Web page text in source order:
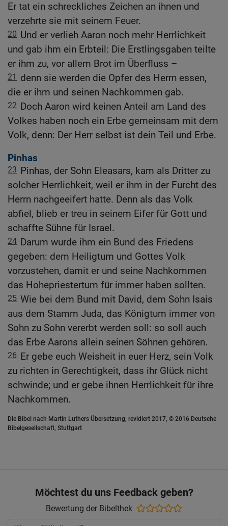
Er tat ein schreckliches Zeichen an ihnen und
verzehrte sie mit seinem Feuer.
20 Und er verlieh Aaron noch mehr Herrlichkeit
und gab ihm ein Erbteil: Die Erstlingsgaben teilte
er ihm zu, vor allem Brot im Überfluss –
21
denn sie werden die Opfer des Herrn essen,
die er ihm und seinen Nachkommen gab.
22 Doch Aaron wird keinen Anteil am Land des
Volkes haben noch ein Erbe gemeinsam mit dem
Volk, denn: Der Herr selbst ist dein Teil und Erbe.
Pinhas
23 Pinhas, der Sohn Eleasars, kam als Dritter zu
solcher Herrlichkeit, weil er ihm in der Furcht des
Herrn nachgeeifert hatte. Denn als das Volk
abfiel, blieb er treu in seinem Eifer für Gott und
schaffte Sühne für Israel.
24 Darum wurde ihm ein Bund des Friedens
gegeben: dem Heiligtum und Gottes Volk
vorzustehen, damit er und seine Nachkommen
das Hohepriestertum für immer haben sollten.
25 Wie bei dem Bund mit David, dem Sohn Isais
aus dem Stamm Juda, das Königtum immer von
Sohn zu Sohn vererbt werden soll: so soll auch
das Erbe Aarons allein seinen Söhnen gehören.
26 Er gebe euch Weisheit in euer Herz, sein Volk
zu richten in Gerechtigkeit, dass ihr Glück nicht
schwinde; und er gebe ihnen Herrlichkeit für ihre
Nachkommen.
Die Bibel nach Martin Luthers Übersetzung, revidiert 2017, © 2016 Deutsche
Bibelgesellschaft, Stuttgart
Möchtest du uns Feedback geben?
Bewertung der Bibelthek